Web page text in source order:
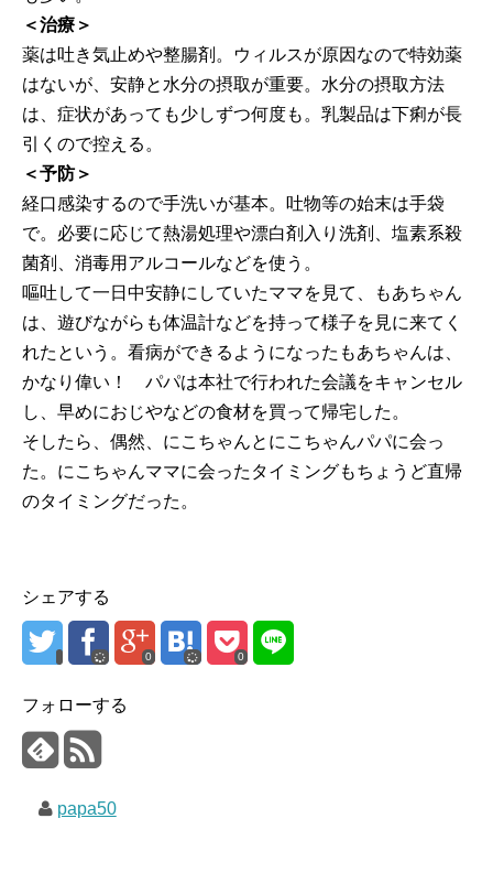
＜治療＞
薬は吐き気止めや整腸剤。ウィルスが原因なので特効薬
はないが、安静と水分の摂取が重要。水分の摂取方法
は、症状があっても少しずつ何度も。乳製品は下痢が長
引くので控える。
＜予防＞
経口感染するので手洗いが基本。吐物等の始末は手袋
で。必要に応じて熱湯処理や漂白剤入り洗剤、塩素系殺
菌剤、消毒用アルコールなどを使う。
嘔吐して一日中安静にしていたママを見て、もあちゃん
は、遊びながらも体温計などを持って様子を見に来てく
れたという。看病ができるようになったもあちゃんは、
かなり偉い！ パパは本社で行われた会議をキャンセル
し、早めにおじやなどの食材を買って帰宅した。
そしたら、偶然、にこちゃんとにこちゃんパパに会っ
た。にこちゃんママに会ったタイミングもちょうど直帰
のタイミングだった。
シェアする
0 0
フォローする
papa50